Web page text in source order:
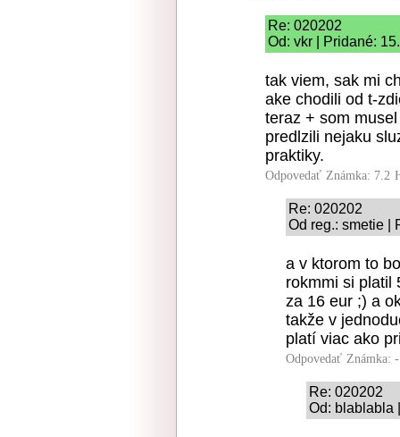
Re: 020202
Od: vkr | Pridané:
tak viem, sak mi
ake chodili od t-
teraz + som
predlzili nejaku
praktiky.
Odpovedať Známka: 7.2
Re: 020202
Od reg.: smetie |
a v ktorom to
rokmmi si platil
za 16 eur ;) a
takže v
platí viac ako
Odpovedať Známka:
Re: 020202
Od: blablabla